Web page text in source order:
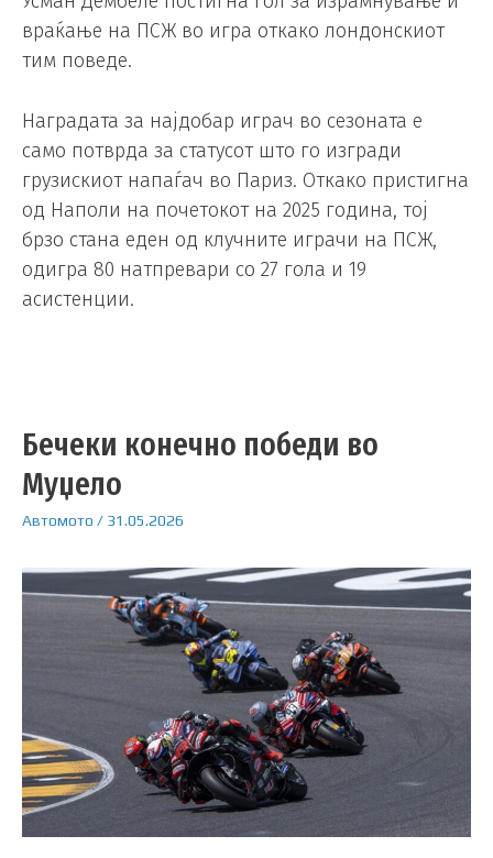
враќање на ПСЖ во игра откако лондонскиот
тим поведе.
Наградата за најдобар играч во сезоната е
само потврда за статусот што го изгради
грузискиот напаѓач во Париз. Откако пристигна
од Наполи на почетокот на 2025 година, тој
брзо стана еден од клучните играчи на ПСЖ,
одигра 80 натпревари со 27 гола и 19
асистенции.
Бечеки конечно победи во
Муџело
Автомото / 31.05.2026